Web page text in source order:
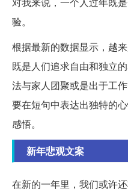
验。
根据最新的数据显示，越
既是人们追求自由和独立
法与家人团聚或是出于工
要在短句中表达出独特的
感悟。
新年悲观文案
在新的一年里，我们或许